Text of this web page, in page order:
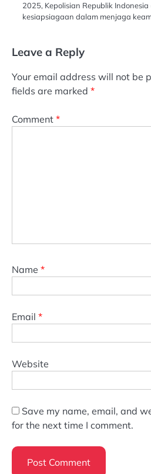
2025, Kepolisian Republik
kesiapsiagaan dalam menjaga
Leave a Reply
Your email address will not be
fields are marked *
Comment *
Name *
Email *
Website
Save my name, email, and
for the next time I comment.